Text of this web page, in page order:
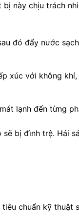
này chịu trách
đó đẩy nước
xúc với không
lạnh đến từng
bị đình trệ. Hải
chuẩn kỹ thuật